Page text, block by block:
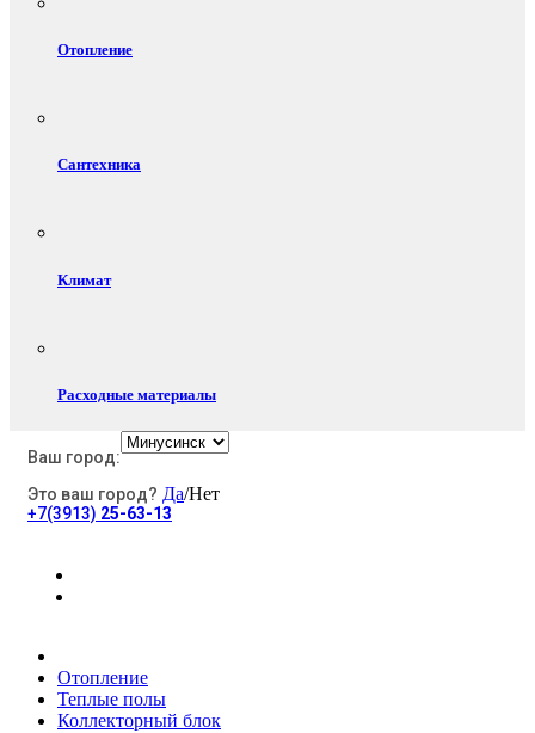
Отопление
Сантехника
Климат
Расходные материалы
Электротовары
Ваш город:
Это ваш город? Да/Нет
+7(3913) 25-63-13
Отопление
Теплые полы
Коллекторный блок